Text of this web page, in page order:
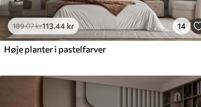
189.07kr113 .44 kr 14
Høje planter i pastelfarver